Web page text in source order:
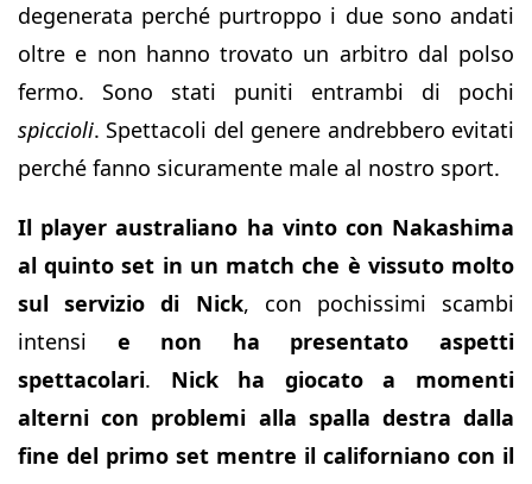
degenerata perché purtroppo i due sono andati
oltre e non hanno trovato un arbitro dal polso
fermo. Sono stati puniti entrambi di pochi
spiccioli. Spettacoli del genere andrebbero evitati
perché fanno sicuramente male al nostro sport.
Il player australiano ha vinto con Nakashima
al quinto set in un match che è vissuto molto
sul servizio di Nick, con pochissimi scambi
intensi e non ha presentato aspetti
spettacolari. Nick ha giocato a momenti
alterni con problemi alla spalla destra dalla
fine del primo set mentre il californiano con il